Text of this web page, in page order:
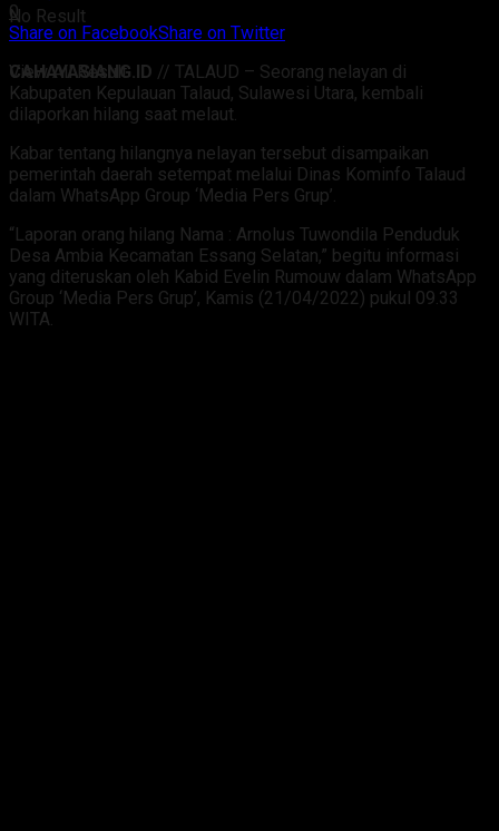
No Result
View All Result
0
Share on FacebookShare on Twitter
CAHAYASIANG.ID // TALAUD – Seorang nelayan di
Kabupaten Kepulauan Talaud, Sulawesi Utara, kembali
dilaporkan hilang saat melaut.
Kabar tentang hilangnya nelayan tersebut disampaikan
pemerintah daerah setempat melalui Dinas Kominfo Talaud
dalam WhatsApp Group ‘Media Pers Grup’.
“Laporan orang hilang Nama : Arnolus Tuwondila Penduduk
Desa Ambia Kecamatan Essang Selatan,” begitu informasi
yang diteruskan oleh Kabid Evelin Rumouw dalam WhatsApp
Group ‘Media Pers Grup’, Kamis (21/04/2022) pukul 09.33
WITA.